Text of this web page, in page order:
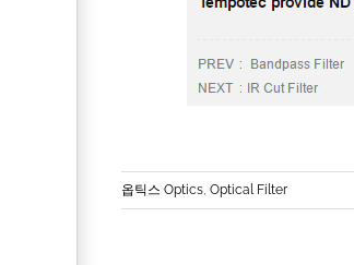
옵틱스 Optics, Optical Filter